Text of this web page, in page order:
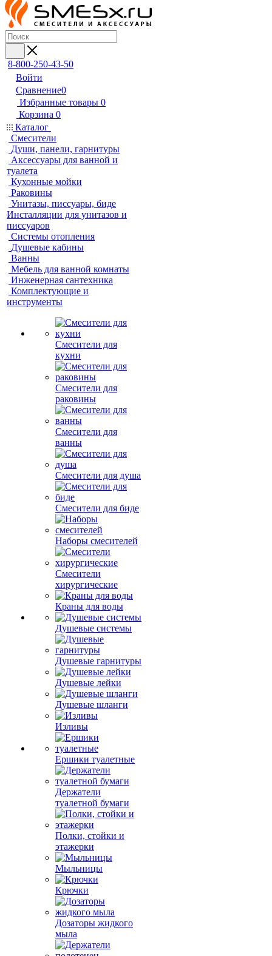
8-800-250-43-50
Войти
Сравнение0
Избранные товары 0
Корзина 0
Каталог
Смесители
Души, панели, гарнитуры
Аксессуары для ванной и
туалета
Кухонные мойки
Раковины
Унитазы, писсуары, биде
Инсталляции для унитазов и
писсуаров
Системы отопления
Душевые кабины
Ванны
Мебель для ванной комнаты
Инженерная сантехника
Комплектующие и
инструменты
Смесители для
кухни
Смесители для
раковины
Смесители для
ванны
Смесители для душа
Смесители для биде
Наборы смесителей
Смесители
хирургические
Краны для воды
Душевые системы
Душевые гарнитуры
Душевые лейки
Душевые шланги
Изливы
Ершики туалетные
Держатели
туалетной бумаги
Полки, стойки и
этажерки
Мыльницы
Крючки
Дозаторы жидкого
мыла